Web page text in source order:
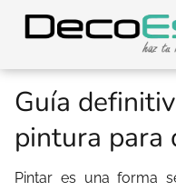
Guía
pintura para
Pintar es una forma